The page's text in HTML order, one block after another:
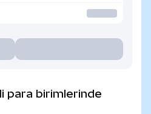
para birimlerinde